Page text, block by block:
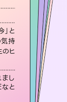
と
気持
のヒ
し
と
実績
術経
り良
こち
らっ
性）
があり
るあな
未来を
す。
心など
対策が
）
来 など
をそっと押して導きます。
所や濁
分の気
性）
縁 など
洋最古の
幸せへ向
果にも具
定して
りまし
復縁 など
曖昧な関
、友達以上
本音を丁
ます。
通りに行
。ありが
）